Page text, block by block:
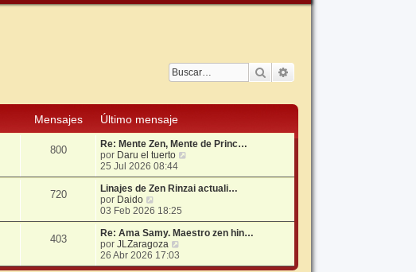
Buscar
Mensajes
Último mensaje
800
Re: Mente Zen, Mente de Princ…
por Daru el tuerto
r
ú
i
m
e
25 Jul 2026 08:44
720
Linajes de Zen Rinzai actuali…
por Daido
e
r
ú
l
t
i
03 Feb 2026 18:25
403
Re: Ama Samy. Maestro zen hin…
porJLZaragoza
r
26 Abr 2026 17:03